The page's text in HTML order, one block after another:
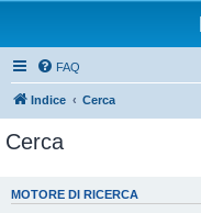
FAQ
Indice Cerca
Cerca
MOTORE DI RICERCA